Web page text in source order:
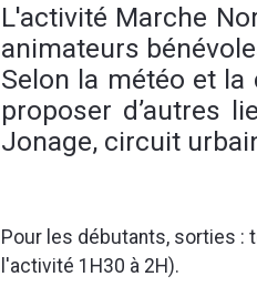
L'activité Marche
animateurs
Selon la météo et
proposer d’autres
Jonage, circuit
Pour les débutants, sorties :
l'activité 1H30 à 2H).